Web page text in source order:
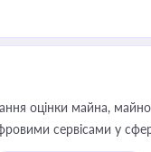
оцінки майна,
сервісами у